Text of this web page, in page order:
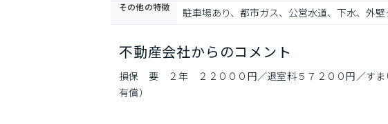
その他の特徴 駐車場あり、都市ガス、公営水道、下水、外壁
不動産会社からのコメント
損保　要　２年　２２０００円／退室料５７２００円／す
有償）